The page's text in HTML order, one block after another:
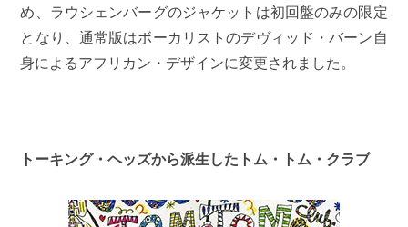
め、ラウシェンバーグのジャケットは初回盤のみの限定
となり、通常版はボーカリストのデヴィッド・バーン自
身によるアフリカン・デザインに変更されました。
トーキング・ヘッズから派生したトム・トム・クラブ